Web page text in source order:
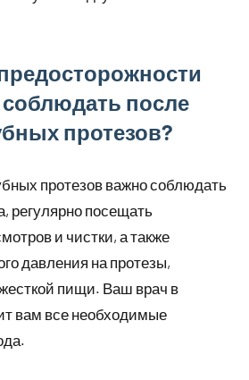
после
протезов?
протезов важно соблюдать
регулярно посещать
и чистки, а также
давления на протезы,
пищи. Ваш врач в
вам все необходимые